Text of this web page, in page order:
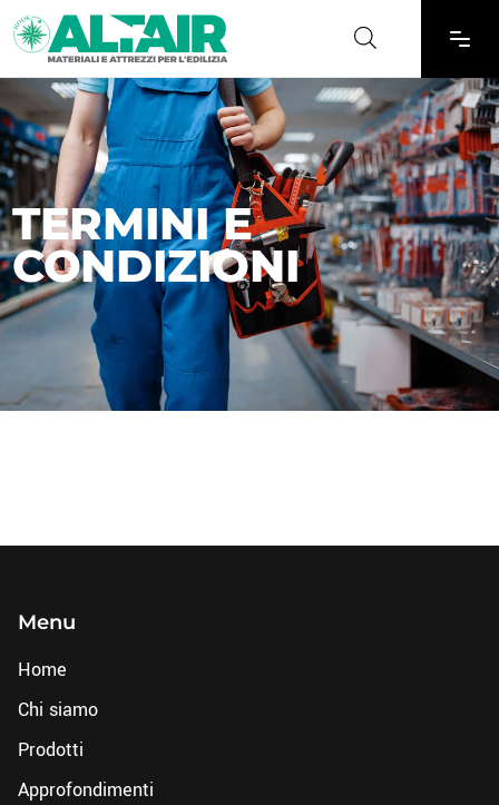
TERMINI E
CONDIZIONI
Menu
Home
Chi siamo
Prodotti
Approfondimenti